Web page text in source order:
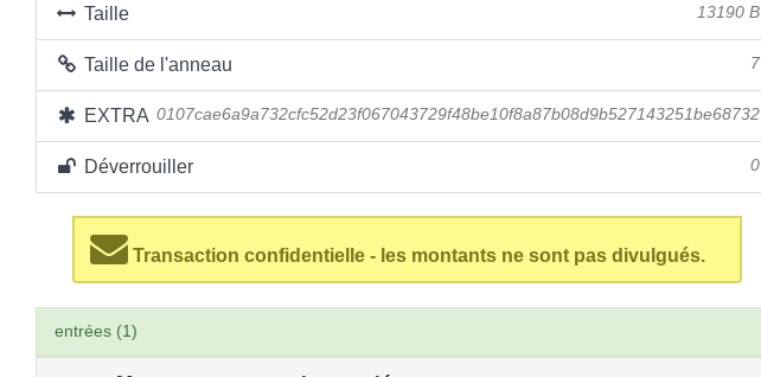
Taille 13190 B
Taille de l'anneau 7
EXTRA 0107cae6a9a732cfc52d23f067043729f48be10f8a87b08d9b527143251be68732
Déverrouiller 0
Transaction confidentielle - les montants ne sont pas divulgués.
entrées (1)